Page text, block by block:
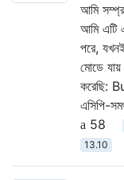
আমি
আমি এটি
পরে,
মোডে
করেছি:
এসিপি-
58
13.10